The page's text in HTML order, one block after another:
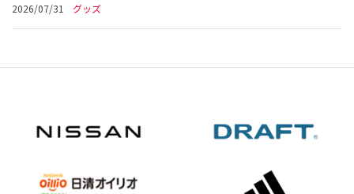
2026/07/31 グッズ